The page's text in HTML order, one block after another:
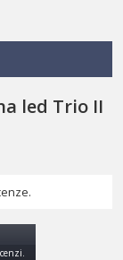
led Trio II